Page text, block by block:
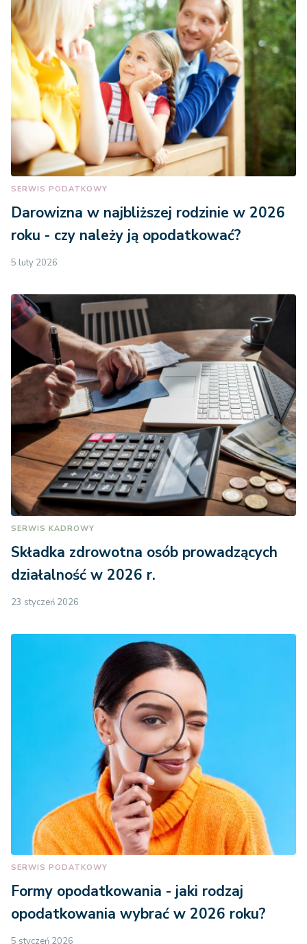
SERWIS PODATKOWY
Darowizna w najbliższej rodzinie w 2026
roku - czy należy ją opodatkować?
5 luty 2026
SERWIS KADROWY
Składka zdrowotna osób prowadzących
działalność w 2026 r.
23 styczeń 2026
SERWIS PODATKOWY
Formy opodatkowania - jaki rodzaj
opodatkowania wybrać w 2026 roku?
5 styczeń 2026